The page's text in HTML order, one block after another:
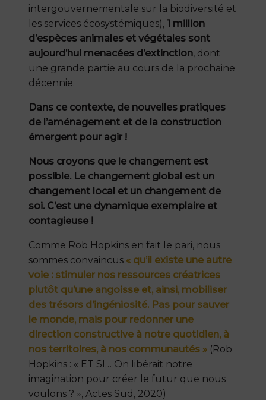
intergouvernementale sur la biodiversité et
les services écosystémiques), 1 million
d’espèces animales et végétales sont
aujourd’hui menacées d’extinction, dont
une grande partie au cours de la prochaine
décennie.
Dans ce contexte, de nouvelles pratiques
de l’aménagement et de la construction
émergent pour agir !
Nous croyons que le changement est
possible. Le changement global est un
changement local et un changement de
soi. C’est une dynamique exemplaire et
contagieuse !
Comme Rob Hopkins en fait le pari, nous
sommes convaincus « qu’il existe une autre
voie : stimuler nos ressources créatrices
plutôt qu’une angoisse et, ainsi, mobiliser
des trésors d’ingéniosité. Pas pour sauver
le monde, mais pour redonner une
direction constructive à notre quotidien, à
nos territoires, à nos communautés » (Rob
Hopkins : « ET SI… On libérait notre
imagination pour créer le futur que nous
voulons ? », Actes Sud, 2020)